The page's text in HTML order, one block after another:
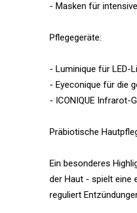
- Masken für
Pflegegeräte:
- Luminique für LED-
- Eyeconique für die
- ICONIQUE Infrarot-
Präbiotische
Ein besonderes
der Haut - spielt eine
reguliert